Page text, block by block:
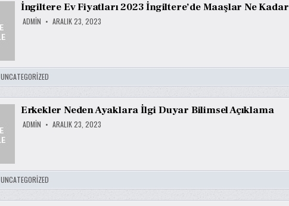
İngiltere Ev Fiyatları 2023 İngiltere’de Maaşlar Ne Kadar
ADMIN ARALIK 23, 2023
UNCATEGORIZED
Erkekler Neden Ayaklara İlgi Duyar Bilimsel Açıklama
ADMIN ARALIK 23, 2023
UNCATEGORIZED